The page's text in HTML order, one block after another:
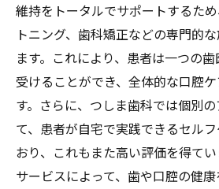
維持をトータルでサポートするた
トニング、歯科矯正などの専門的
ます。これにより、患者は一つの
受けることができ、全体的な口腔
す。さらに、つしま歯科では個別
て、患者が自宅で実践できるセル
おり、これもまた高い評価を得て
サービスによって、歯や口腔の健